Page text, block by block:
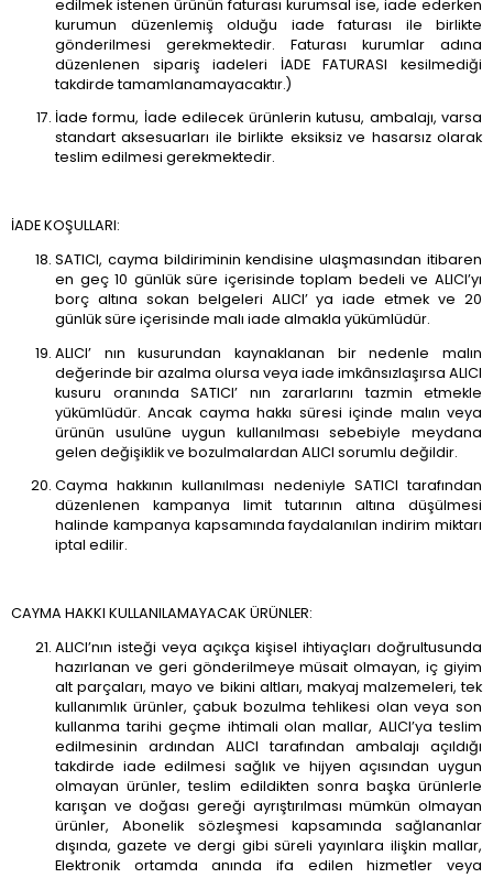
edilmek istenen ürünün faturası kurumsal ise, iade ederken
kurumun düzenlemiş olduğu iade faturası ile birlikte
gönderilmesi gerekmektedir. Faturası kurumlar adına
düzenlenen sipariş iadeleri İADE FATURASI kesilmediği
takdirde tamamlanamayacaktır.)
İade formu, İade edilecek ürünlerin kutusu, ambalajı, varsa
standart aksesuarları ile birlikte eksiksiz ve hasarsız olarak
teslim edilmesi gerekmektedir.
İADE KOŞULLARI:
SATICI, cayma bildiriminin kendisine ulaşmasından itibaren
en geç 10 günlük süre içerisinde toplam bedeli ve ALICI’yı
borç altına sokan belgeleri ALICI’ ya iade etmek ve 20
günlük süre içerisinde malı iade almakla yükümlüdür.
ALICI’ nın kusurundan kaynaklanan bir nedenle malın
değerinde bir azalma olursa veya iade imkânsızlaşırsa ALICI
kusuru oranında SATICI’ nın zararlarını tazmin etmekle
yükümlüdür. Ancak cayma hakkı süresi içinde malın veya
ürünün usulüne uygun kullanılması sebebiyle meydana
gelen değişiklik ve bozulmalardan ALICI sorumlu değildir.
Cayma hakkının kullanılması nedeniyle SATICI tarafından
düzenlenen kampanya limit tutarının altına düşülmesi
halinde kampanya kapsamında faydalanılan indirim miktarı
iptal edilir.
CAYMA HAKKI KULLANILAMAYACAK ÜRÜNLER:
ALICI’nın isteği veya açıkça kişisel ihtiyaçları doğrultusunda
hazırlanan ve geri gönderilmeye müsait olmayan, iç giyim
alt parçaları, mayo ve bikini altları, makyaj malzemeleri, tek
kullanımlık ürünler, çabuk bozulma tehlikesi olan veya son
kullanma tarihi geçme ihtimali olan mallar, ALICI’ya teslim
edilmesinin ardından ALICI tarafından ambalajı açıldığı
takdirde iade edilmesi sağlık ve hijyen açısından uygun
olmayan ürünler, teslim edildikten sonra başka ürünlerle
karışan ve doğası gereği ayrıştırılması mümkün olmayan
ürünler, Abonelik sözleşmesi kapsamında sağlananlar
dışında, gazete ve dergi gibi süreli yayınlara ilişkin mallar,
Elektronik ortamda anında ifa edilen hizmetler veya